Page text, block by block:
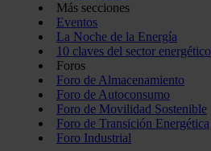
Más secciones
Eventos
La Noche de la Energía
10 claves del sector energético
Foros
Foro de Almacenamiento
Foro de Autoconsumo
Foro de Movilidad Sostenible
Foro de Transición Energética
Foro Industrial